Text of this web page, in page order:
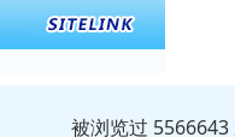
被浏览过